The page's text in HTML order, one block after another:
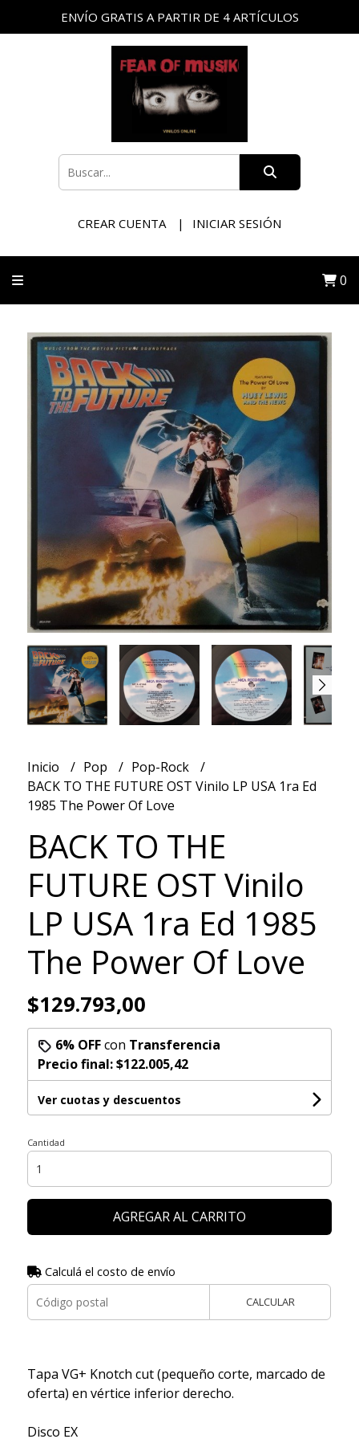
ENVÍO GRATIS A PARTIR DE 4 ARTÍCULOS
CREAR CUENTA INICIAR SESIÓN
0
Inicio Pop
Pop-Rock
BACK TO THE FUTURE OST Vinilo LP USA 1ra Ed
1985 The Power Of Love
BACK TO THE
FUTURE OST Vinilo
LP USA 1ra Ed 1985
The Power Of Love
$129.793,00
6% OFFcon Transferencia
Precio final:$122.005,42
Ver cuotas y descuentos
Cantidad
AGREGAR AL CARRITO
Calculá el costo de envío
CALCULAR
Tapa VG+ Knotch cut (pequeño corte, marcado de
oferta) en vértice inferior derecho.
Disco EX